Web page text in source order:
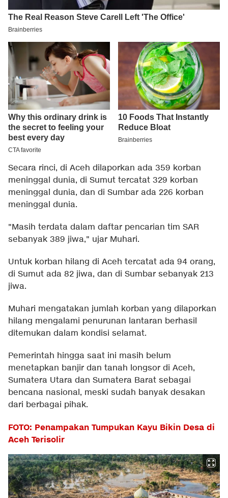
Secara rinci, di Aceh dilaporkan ada 359 korban
meninggal dunia, di Sumut tercatat 329 korban
meninggal dunia, dan di Sumbar ada 226 korban
meninggal dunia.
"Masih terdata dalam daftar pencarian tim SAR
sebanyak 389 jiwa," ujar Muhari.
Untuk korban hilang di Aceh tercatat ada 94 orang,
di Sumut ada 82 jiwa, dan di Sumbar sebanyak 213
jiwa.
Muhari mengatakan jumlah korban yang dilaporkan
hilang mengalami penurunan lantaran berhasil
ditemukan dalam kondisi selamat.
Pemerintah hingga saat ini masih belum
menetapkan banjir dan tanah longsor di Aceh,
Sumatera Utara dan Sumatera Barat sebagai
bencana nasional, meski sudah banyak desakan
dari berbagai pihak.
FOTO: Penampakan Tumpukan Kayu Bikin Desa di
Aceh Terisolir